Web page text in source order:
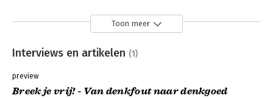
Toon meer
Interviews en artikelen (1)
preview
Breek je vrij! - Van denkfout naar denkgoed